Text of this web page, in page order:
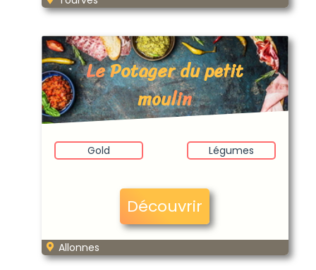
Le Potager du petit
moulin
Gold Légumes
Découvrir
Allonnes